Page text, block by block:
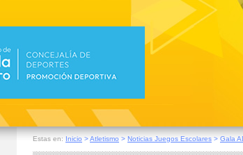
Estas en: Inicio >Atletismo > Noticias Juegos Escolares > Gala